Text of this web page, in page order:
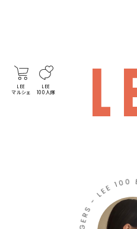
LEE
マルシェ
LEE
100人隊